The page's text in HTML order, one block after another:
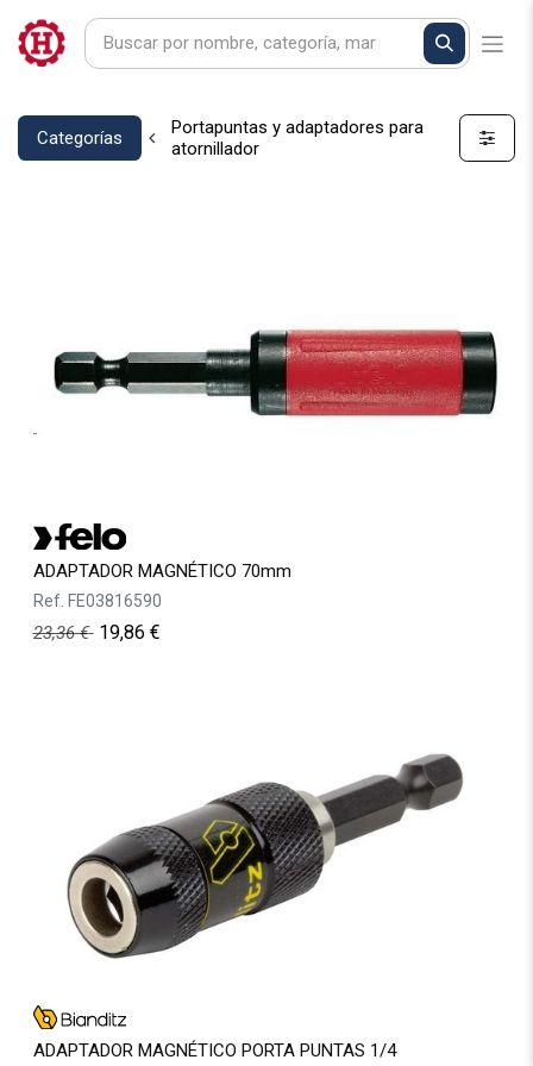
Categorías
Portapuntas y adaptadores para
atornillador
ADAPTADOR MAGNÉTICO 70mm
Ref. FE03816590
23,36€ 19,86 €
ADAPTADOR MAGNÉTICO PORTA PUNTAS 1/4